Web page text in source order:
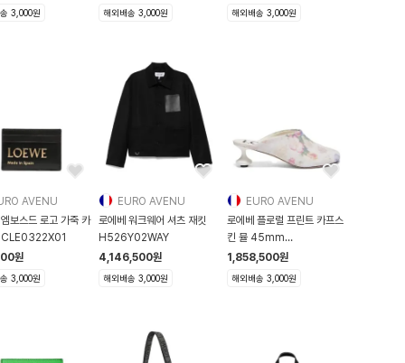
3,000원 해외배송 3,000원 해외배송 3,000원
AVENU
보스드 로고 가죽 카
CLE0322X01
원
3,000원
EURO AVENU
로에베 워크웨어 셔츠 재킷
H526Y02WAY
4,146,500원
해외배송 3,000원
EURO AVENU
로에베 플로럴 프린트 카프스
킨 뮬 45mm
LLST379X04
1,858,500원
해외배송 3,000원